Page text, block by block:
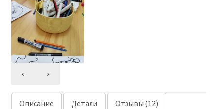
‹ ›
Описание Детали Отзывы (12)